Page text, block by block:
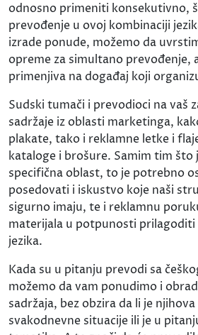
odnosno primeniti konsekutivno,
prevođenje u ovoj kombinaciji
izrade ponude, možemo da
opreme za simultano prevođenje,
primenjiva na događaj koji
Sudski tumači i prevodioci na vaš
sadržaje iz oblasti marketinga,
plakate, tako i reklamne letke i
kataloge i brošure. Samim tim što
specifična oblast, to je potrebno
posedovati i iskustvo koje naši
sigurno imaju, te i reklamnu
materijala u potpunosti
jezika.
Kada su u pitanju prevodi sa
možemo da vam ponudimo i
sadržaja, bez obzira da li je
svakodnevne situacije ili je u